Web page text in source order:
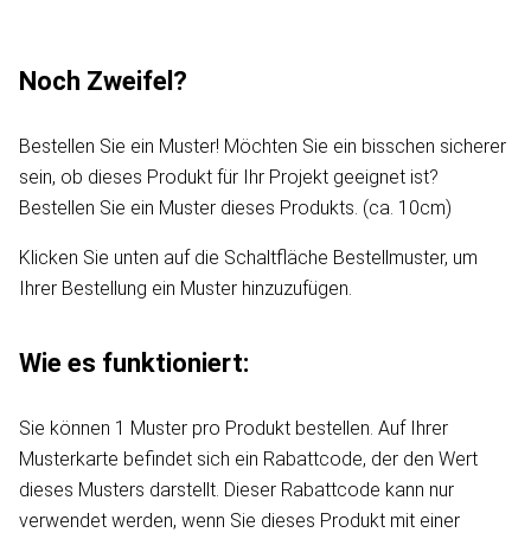
Noch Zweifel?
Bestellen Sie ein Muster! Möchten Sie ein bisschen sicherer
sein, ob dieses Produkt für Ihr Projekt geeignet ist?
Bestellen Sie ein Muster dieses Produkts. (ca. 10cm)
Klicken Sie unten auf die Schaltfläche Bestellmuster, um
Ihrer Bestellung ein Muster hinzuzufügen.
Wie es funktioniert:
Sie können 1 Muster pro Produkt bestellen. Auf Ihrer
Musterkarte befindet sich ein Rabattcode, der den Wert
dieses Musters darstellt. Dieser Rabattcode kann nur
verwendet werden, wenn Sie dieses Produkt mit einer